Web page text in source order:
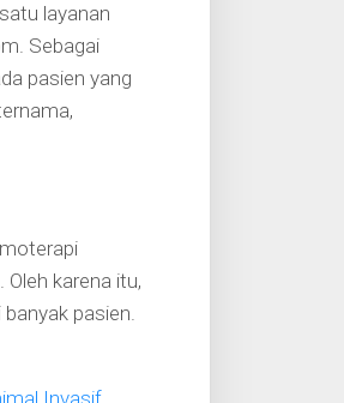
layanan
Sebagai
pasien yang
karena itu,
pasien.
Invasif